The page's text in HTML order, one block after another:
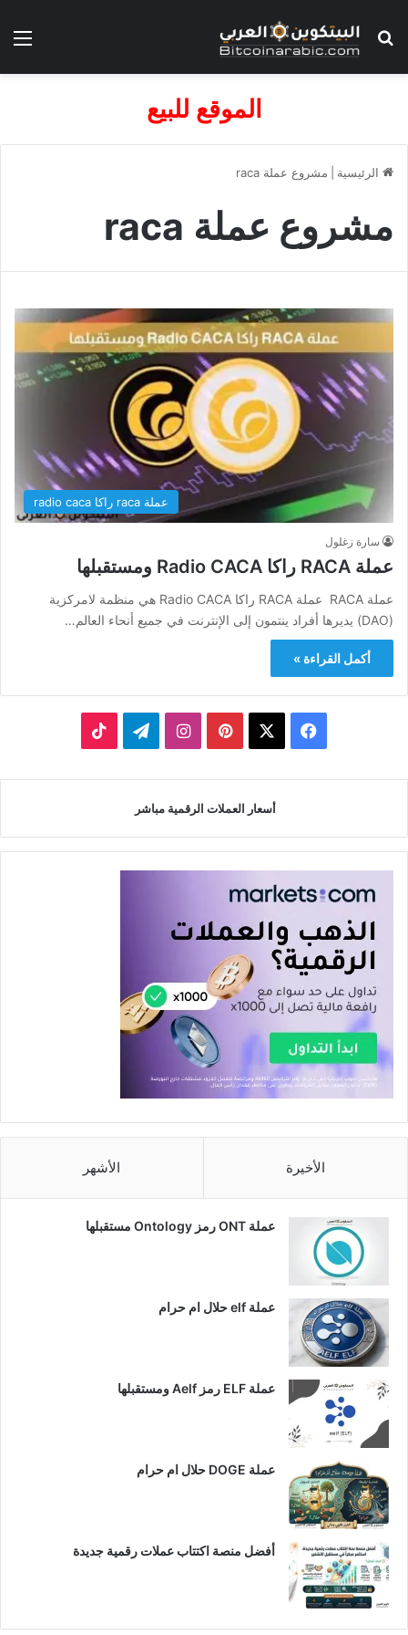
بحث عن
الموقع للبيع
الرئيسية مشروع عملة raca
مشروع عملة raca
عملة raca راكا radio caca
سارة زغلول
عملة RACA راكا Radio CACA ومستقبلها
عملة RACA عملة RACA راكا Radio CACA هي منظمة لامركزية
(DAO) يديرها أفراد ينتمون إلى الإنترنت في جميع أنحاء العالم…
أكمل القراءة »
فيسبوك بينتيريستانستقرامتيلقرام
أسعار العملات الرقمية مباشر
الأخيرة الأشهر
عملة ONT رمز Ontology مستقبلها
عملة elf حلال ام حرام
عملة ELF رمز Aelf ومستقبلها
عملة DOGE حلال ام حرام
أفضل منصة اكتتاب عملات رقمية جديدة